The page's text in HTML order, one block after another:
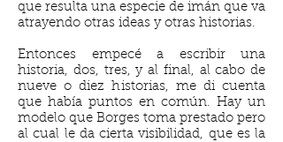
que resulta una especie de imán que va
atrayendo otras ideas y otras historias.
Entonces empecé a escribir una
historia, dos, tres, y al final, al cabo de
nueve o diez historias, me di cuenta
que había puntos en común. Hay un
modelo que Borges toma prestado pero
al cual le da cierta visibilidad, que es la